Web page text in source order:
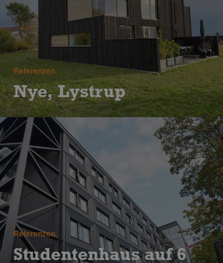
Referenzen
Nye, Lystrup
Referenzen
Studentenhaus auf 6